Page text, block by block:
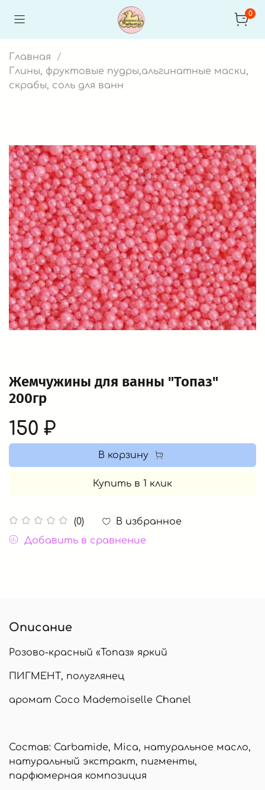
0
Главная
Глины, фруктовые пудры,альгинатные маски,
скрабы, соль для ванн
Жемчужины для ванны "Топаз"
200гр
(0)
В избранное
Добавить в сравнение
150 ₽
В корзину
Купить в 1 клик
Описание
Розово-красный «Топаз» яркий
ПИГМЕНТ, полуглянец
аромат Coco Mademoiselle Chanel
Состав: Carbamide, Mica, натуральное масло,
натуральный экстракт, пигменты,
парфюмерная композиция